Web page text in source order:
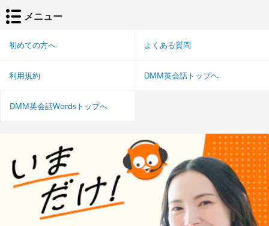
メニュー
初めての方へ よくある質問
利用規約 DMM英会話トップへ
DMM英会話Wordsトップへ